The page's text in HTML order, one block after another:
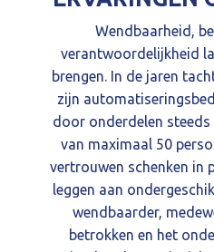
Wendbaarheid,
verantwoordelijkheid
brengen. In de jaren
zijn
door onderdelen
van maximaal 50
vertrouwen schenken in
leggen aan
wendbaarder,
betrokken en het